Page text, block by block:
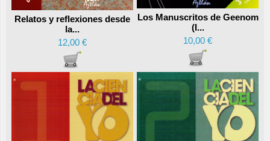
Relatos y reflexiones desde
la...
12,00 €
Los Manuscritos de Geenom
(I...
10,00 €